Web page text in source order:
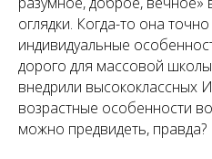
оглядки. Когда-то она
индивидуальные
дорого для массовой
внедрили высококлассных
возрастные особенности
можно предвидеть, правда?